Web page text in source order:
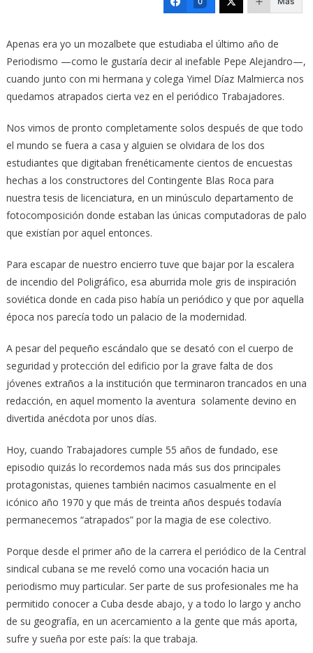
Apenas era yo un mozalbete que estudiaba el último año de
Periodismo —como le gustaría decir al inefable Pepe Alejandro—,
cuando junto con mi hermana y colega Yimel Díaz Malmierca nos
quedamos atrapados cierta vez en el periódico Trabajadores.
Nos vimos de pronto completamente solos después de que todo
el mundo se fuera a casa y alguien se olvidara de los dos
estudiantes que digitaban frenéticamente cientos de encuestas
hechas a los constructores del Contingente Blas Roca para
nuestra tesis de licenciatura, en un minúsculo departamento de
fotocomposición donde estaban las únicas computadoras de palo
que existían por aquel entonces.
Para escapar de nuestro encierro tuve que bajar por la escalera
de incendio del Poligráfico, esa aburrida mole gris de inspiración
soviética donde en cada piso había un periódico y que por aquella
época nos parecía todo un palacio de la modernidad.
A pesar del pequeño escándalo que se desató con el cuerpo de
seguridad y protección del edificio por la grave falta de dos
jóvenes extraños a la institución que terminaron trancados en una
redacción, en aquel momento la aventura solamente devino en
divertida anécdota por unos días.
Hoy, cuando Trabajadores cumple 55 años de fundado, ese
episodio quizás lo recordemos nada más sus dos principales
protagonistas, quienes también nacimos casualmente en el
icónico año 1970 y que más de treinta años después todavía
permanecemos “atrapados” por la magia de ese colectivo.
Porque desde el primer año de la carrera el periódico de la Central
sindical cubana se me reveló como una vocación hacia un
periodismo muy particular. Ser parte de sus profesionales me ha
permitido conocer a Cuba desde abajo, y a todo lo largo y ancho
de su geografía, en un acercamiento a la gente que más aporta,
sufre y sueña por este país: la que trabaja.